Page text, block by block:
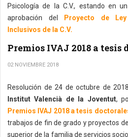
Psicología de la C.V., estando en
aprobación del
Proyecto de
Inclusivos de la C.V.
Premios IVAJ 2018 a tesis
02 NOVIEMBRE 2018
Resolución de 24 de octubre de
Institut Valencià de la Joventut,
Premios IVAJ 2018 a tesis
trabajos de fin de grado y proyectos
superior de la familia de servicios